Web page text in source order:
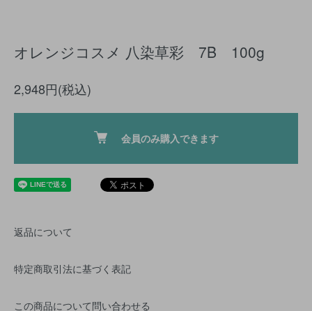
オレンジコスメ 八染草彩 7B 100g
2,948円(税込)
会員のみ購入できます
返品について
特定商取引法に基づく表記
この商品について問い合わせる